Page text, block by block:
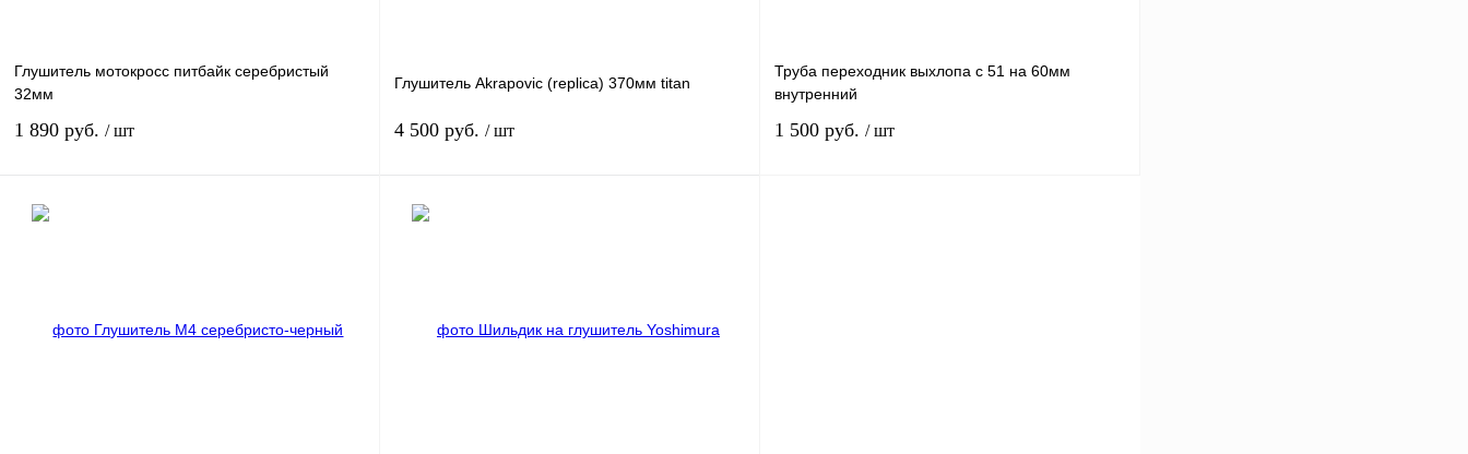
Глушитель мотокросс питбайк серебристый
32мм
1 890 руб. / шт
наличии
Глушитель Akrapovic (replica) 370мм titan
4 500 руб. / шт
наличии
Труба переходник выхлопа с 51 на 60мм
внутренний
1 500 руб. / шт